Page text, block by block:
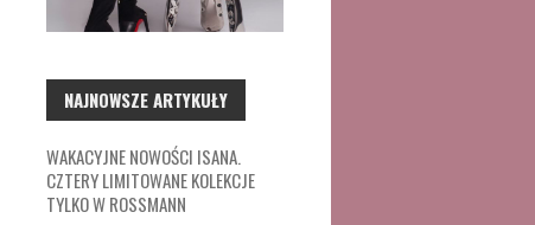
NAJNOWSZE ARTYKUŁY
WAKACYJNE NOWOŚCI ISANA.
CZTERY LIMITOWANE KOLEKCJE
TYLKO W ROSSMANN